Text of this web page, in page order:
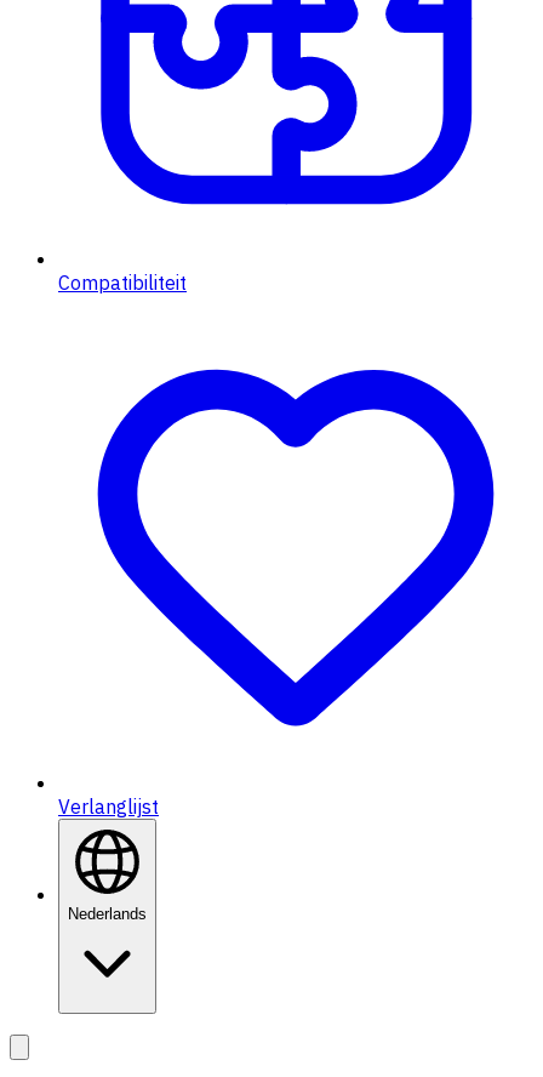
Compatibiliteit
Verlanglijst
Nederlands